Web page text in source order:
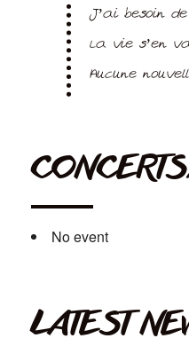
J’ai besoin
La vie s’en
Aucune
No event
LATEST